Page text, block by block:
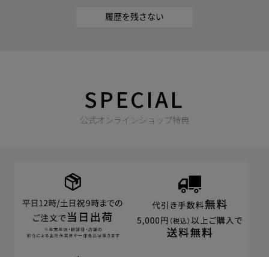
履歴を残さない
SPECIAL
公式オンラインショップ特典